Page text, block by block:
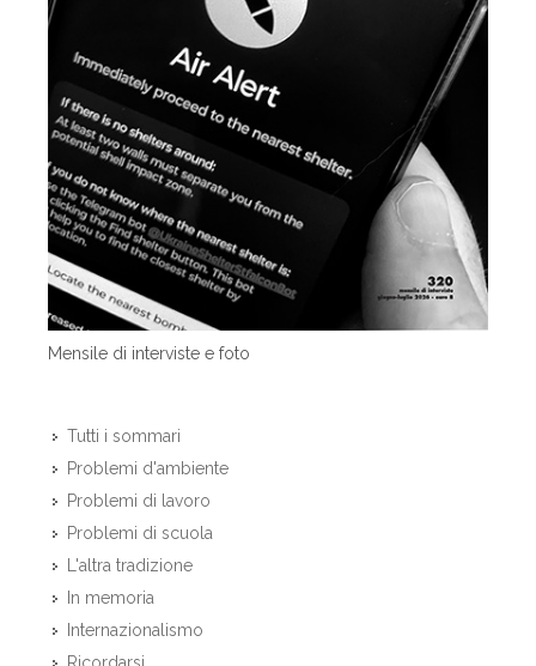
Mensile di interviste e foto
Tutti i sommari
Problemi d'ambiente
Problemi di lavoro
Problemi di scuola
L'altra tradizione
In memoria
Internazionalismo